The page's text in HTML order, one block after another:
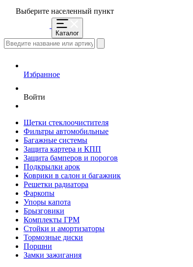
Выберите населенный пункт
Каталог
Избранное
Войти
Щетки стеклоочистителя
Фильтры автомобильные
Багажные системы
Защита картера и КПП
Защита бамперов и порогов
Подкрылки арок
Коврики в салон и багажник
Решетки радиатора
Фаркопы
Упоры капота
Брызговики
Комплекты ГРМ
Стойки и амортизаторы
Тормозные диски
Поршни
Замки зажигания